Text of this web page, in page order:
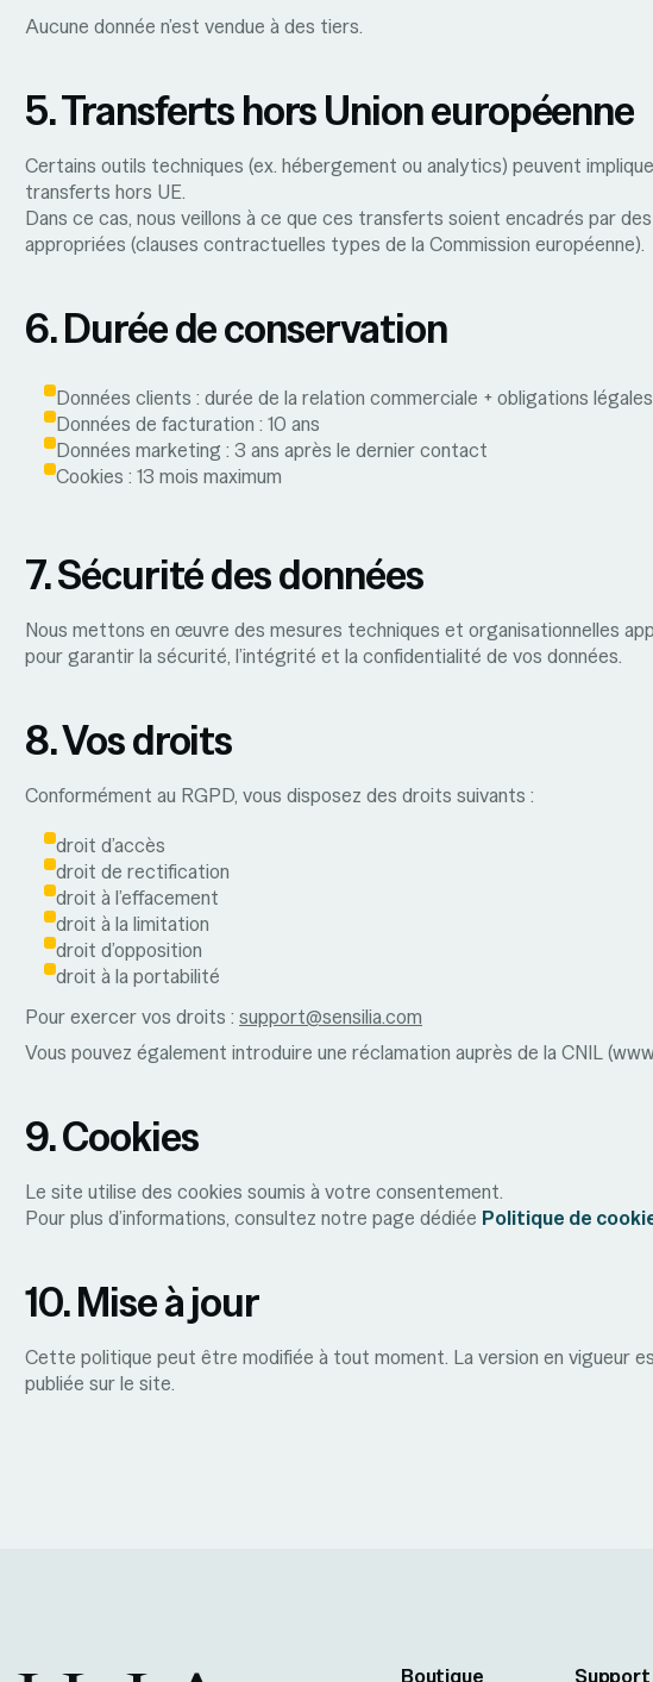
Aucune donnée n’est vendue à des tiers.
5. Transferts hors Union européenne
Certains outils techniques (ex. hébergement ou analytics) peuvent
transferts hors UE.
Dans ce cas, nous veillons à ce que ces transferts soient encadrés par
appropriées (clauses contractuelles types de la Commission européenne).
6. Durée de conservation
Données clients : durée de la relation commerciale + obligations légales
Données de facturation : 10 ans
Données marketing : 3 ans après le dernier contact
Cookies : 13 mois maximum
7. Sécurité des données
Nous mettons en œuvre des mesures techniques et organisationnelles
pour garantir la sécurité, l’intégrité et la confidentialité de vos données.
8. Vos droits
Conformément au RGPD, vous disposez des droits suivants :
droit d’accès
droit de rectification
droit à l’effacement
droit à la limitation
droit d’opposition
droit à la portabilité
Pour exercer vos droits : support@sensilia.com
Vous pouvez également introduire une réclamation auprès de la CNIL
9. Cookies
Le site utilise des cookies soumis à votre consentement.
Pour plus d’informations, consultez notre page dédiée Politique de
10. Mise à jour
Cette politique peut être modifiée à tout moment. La version en vigueur
publiée sur le site.
Boutique Support